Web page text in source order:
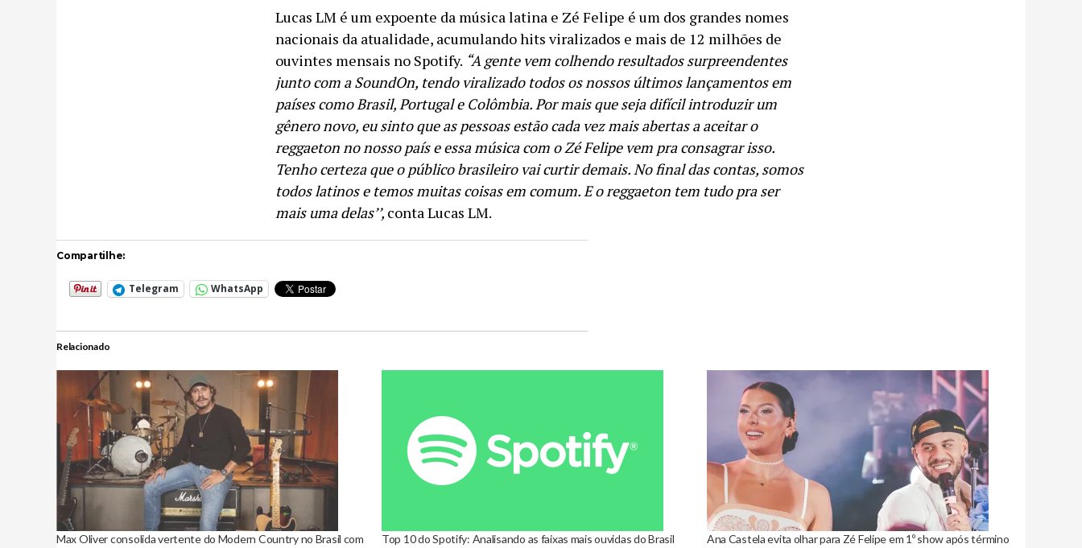
Lucas LM é um expoente da música latina e Zé Felipe é um dos grandes nomes
nacionais da atualidade, acumulando hits viralizados e mais de 12 milhões de
ouvintes mensais no Spotify. “A gente vem colhendo resultados surpreendentes
junto com a SoundOn, tendo viralizado todos os nossos últimos lançamentos em
países como Brasil, Portugal e Colômbia. Por mais que seja difícil introduzir um
gênero novo, eu sinto que as pessoas estão cada vez mais abertas a aceitar o
reggaeton no nosso país e essa música com o Zé Felipe vem pra consagrar isso.
Tenho certeza que o público brasileiro vai curtir demais. No final das contas, somos
todos latinos e temos muitas coisas em comum. E o reggaeton tem tudo pra ser
mais uma delas’’, conta Lucas LM.
Compartilhe:
Telegram WhatsApp
Relacionado
Max Oliver consolida vertente do Modern Country no Brasil com
Top 10 do Spotify: Analisando as faixas mais ouvidas do Brasil Ana Castela evita olhar para Zé Felipe em 1º show após término